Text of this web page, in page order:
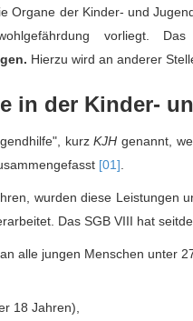
Organe der Kinder- und
vorliegt.
Hierzu wird an anderer
in der Kinder-
kurzKJH genannt,
[01]
wurden diese Leistungen
Das SGB VIII hat
alle jungen Menschen unter
18 Jahren),